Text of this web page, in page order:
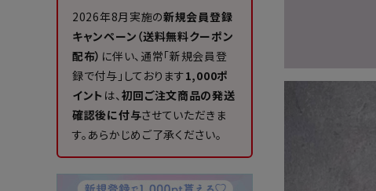
2026年8月実施の新規会員登録
キャンペーン（送料無料クーポン
配布） に伴い、通常「新規会員登
録で付与」しております1,000ポ
イント は、初回ご注文商品の発送
確認後に付与させていただきま
す。あらかじめご了承ください。